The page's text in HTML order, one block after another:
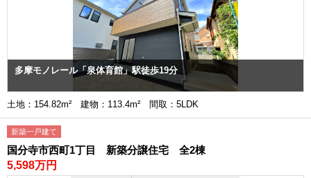
多摩モノレール「泉体育館」駅徒歩19分
土地：154.82m² 建物：113.4m² 間取：5LDK
新築一戸建て
国分寺市西町1丁目 新築分譲住宅 全2棟
5,598万円